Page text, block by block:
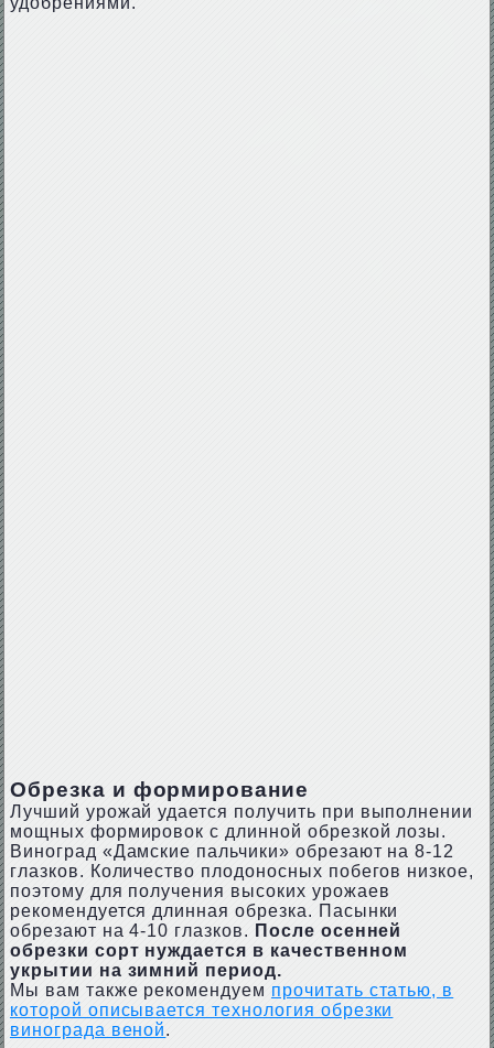
Обрезка и формирование
Лучший урожай удается получить при выполнении
мощных формировок с длинной обрезкой лозы.
Виноград «Дамские пальчики» обрезают на 8-12
глазков. Количество плодоносных побегов низкое,
поэтому для получения высоких урожаев
рекомендуется длинная обрезка. Пасынки
обрезают на 4-10 глазков. После осенней
обрезки сорт нуждается в качественном
укрытии на зимний период.
Мы вам также рекомендуем прочитать статью, в
которой описывается технология обрезки
винограда веной.